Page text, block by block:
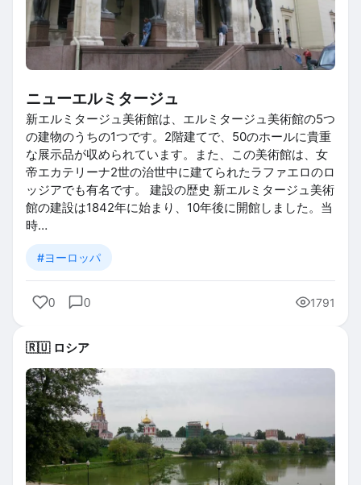
ニューエルミタージュ
新エルミタージュ美術館は、エルミタージュ美術館の5つ
の建物のうちの1つです。2階建てで、50のホールに貴重
な展示品が収められています。また、この美術館は、女
帝エカテリーナ2世の治世中に建てられたラファエロのロ
ッジアでも有名です。 建設の歴史 新エルミタージュ美術
館の建設は1842年に始まり、10年後に開館しました。当
時…
#ヨーロッパ
0 0 1791
🇷🇺 ロシア